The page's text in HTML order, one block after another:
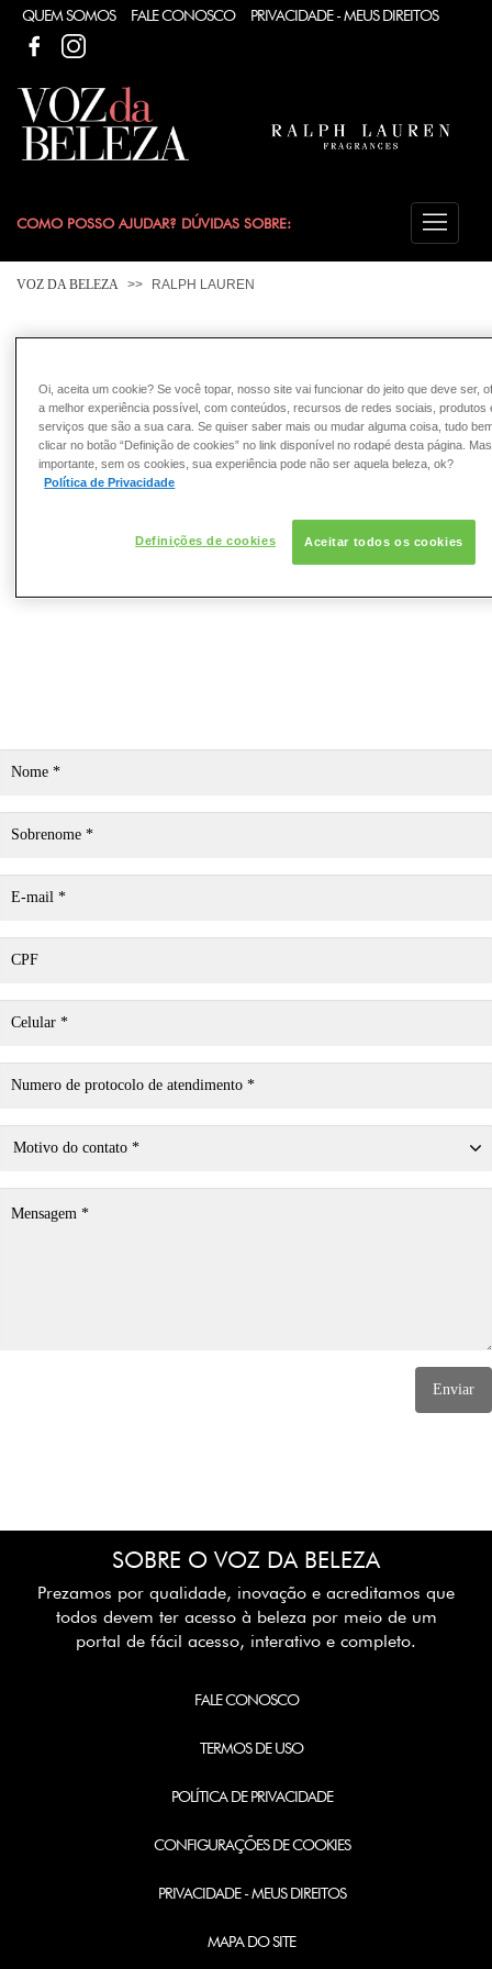
QUEM SOMOS FALE CONOSCO
PRIVACIDADE - MEUS DIREITOS
FACEBOOK
COMO POSSO AJUDAR? DÚVIDAS SOBRE:
FRAGRÂNCIA
CONSULTORIA DE PRODUTOS RALPH LAUREN
VOZ DA BELEZA RALPH LAUREN
Enviar
SOBRE O VOZ DA BELEZA
Prezamos por qualidade, inovação e acreditamos que
todos devem ter acesso à beleza por meio de um
portal de fácil acesso, interativo e completo.
FALE CONOSCO
TERMOS DE USO
POLÍTICA DE PRIVACIDADE
CONFIGURAÇÕES DE COOKIES
PRIVACIDADE - MEUS DIREITOS
MAPA DO SITE
Oi, aceita um cookie? Se você topar, nosso site vai funcionar do jeito que deve ser,
a melhor experiência possível, com conteúdos, recursos de redes sociais, produtos
serviços que são a sua cara. Se quiser saber mais ou mudar alguma coisa, tudo
clicar no botão “Definição de cookies” no link disponível no rodapé desta página. Mas
importante, sem os cookies, sua experiência pode não ser aquela beleza, ok?
Política de Privacidade
Definições de cookies Aceitar todos os cookies